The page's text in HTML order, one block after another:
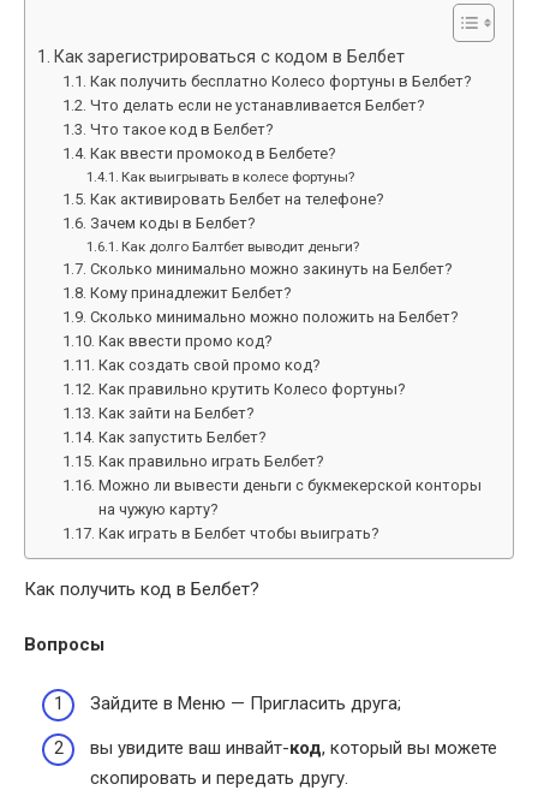
Как зарегистрироваться с кодом в Белбет
Как получить бесплатно Колесо фортуны в Белбет?
Что делать если не устанавливается Белбет?
Что такое код в Белбет?
Как ввести промокод в Белбете?
Как выигрывать в колесе фортуны?
Как активировать Белбет на телефоне?
Зачем коды в Белбет?
Как долго Балтбет выводит деньги?
Сколько минимально можно закинуть на Белбет?
Кому принадлежит Белбет?
Сколько минимально можно положить на Белбет?
Как ввести промо код?
Как создать свой промо код?
Как правильно крутить Колесо фортуны?
Как зайти на Белбет?
Как запустить Белбет?
Как правильно играть Белбет?
Можно ли вывести деньги с букмекерской конторы
на чужую карту?
Как играть в Белбет чтобы выиграть?
Как получить код в Белбет?
Вопросы
Зайдите в Меню — Пригласить друга;
вы увидите ваш инвайт-код, который вы можете
скопировать и передать другу.